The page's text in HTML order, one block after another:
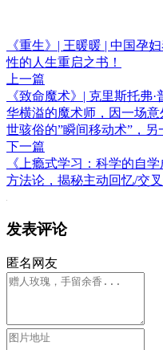
《重生》| 王暖暖 | 中国孕
性的人生重启之书！
上一篇
《致命魔术》| 克里斯托弗
华横溢的魔术师，因一场
世骇俗的”瞬间移动术”，另
下一篇
《上瘾式学习：科学的自
方法论，揭秘主动回忆/交
发表评论
匿名网友